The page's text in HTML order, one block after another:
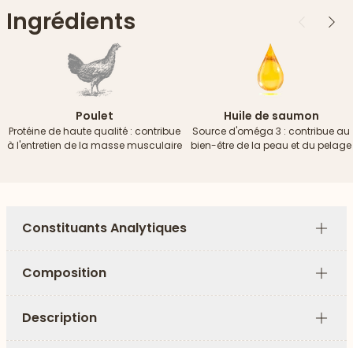
Ingrédients Précédent
Poulet
Protéine de haute qualité : contribue
à l'entretien de la masse musculaire
Huile de saumon
Source d'oméga 3 : contribue au
bien-être de la peau et du pelage
Constituants Analytiques
Plus
Composition
Plus
Description
Plus